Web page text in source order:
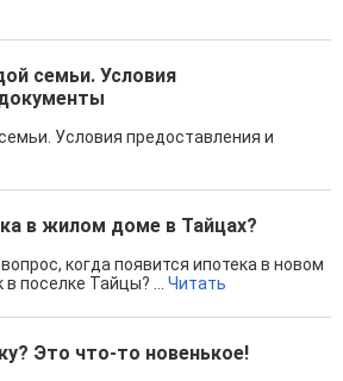
семьи. Условия
Условия предоставления и
в жилом доме в Тайцах?
когда появится ипотека в новом
поселке Тайцы? ... Читать
Это что-то новенькое!